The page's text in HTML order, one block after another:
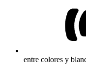
entre colores y